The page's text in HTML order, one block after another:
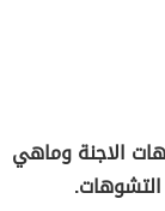
الاجنة وماهي